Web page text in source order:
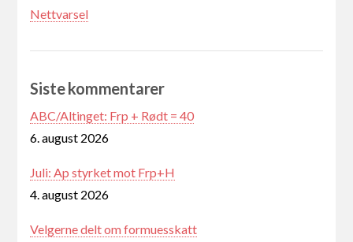
Nettvarsel
Siste kommentarer
ABC/Altinget: Frp + Rødt = 40
6. august 2026
Juli: Ap styrket mot Frp+H
4. august 2026
Velgerne delt om formuesskatt